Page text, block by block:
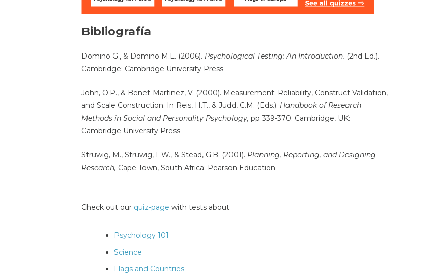
Bibliografía
Domino G., & Domino M.L. (2006). Psychological Testing: An Introduction. (2nd Ed.).
Cambridge: Cambridge University Press
John, O.P., & Benet-Martinez, V. (2000). Measurement: Reliability, Construct Validation,
and Scale Construction. In Reis, H.T., & Judd, C.M. (Eds.). Handbook of Research
Methods in Social and Personality Psychology, pp 339-370. Cambridge, UK:
Cambridge University Press
Struwig, M., Struwig, F.W., & Stead, G.B. (2001). Planning, Reporting, and Designing
Research, Cape Town, South Africa: Pearson Education
Check out our quiz-page with tests about:
Psychology 101
Science
Flags and Countries